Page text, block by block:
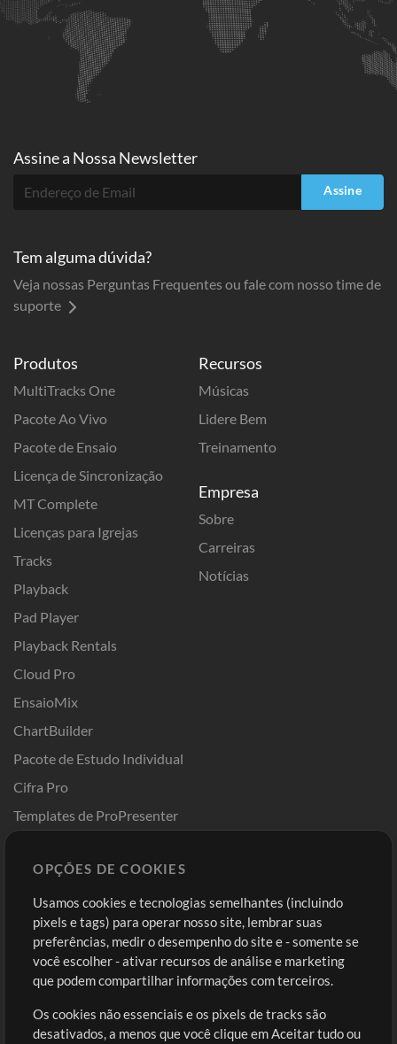
Produtos
MultiTracks One
Pacote Ao Vivo
Pacote de Ensaio
Licença de Sincronização
MT Complete
Licenças para Igrejas
Tracks
Playback
Pad Player
Playback Rentals
Cloud Pro
EnsaioMix
ChartBuilder
Pacote de Estudo Individual
Cifra Pro
Templates de ProPresenter
Recursos
Músicas
Lidere Bem
Treinamento
Empresa
Sobre
Carreiras
Notícias
Comprar Créditos
Conteúdo Grátis
Solicite uma Música
Extras
Entre
Cadastre-se
Ir ao carrinho
Assine a Nossa Newsletter
Assine
Tem alguma dúvida?
Veja nossas Perguntas Frequentes ou fale com nosso time de
suporte
OPÇÕES DE COOKIES
Usamos cookies e tecnologias semelhantes (incluindo
pixels e tags) para operar nosso site, lembrar suas
preferências, medir o desempenho do site e - somente se
você escolher - ativar recursos de análise e marketing
que podem compartilhar informações com terceiros.
Os cookies não essenciais e os pixels de tracks são
desativados, a menos que você clique em Aceitar tudo ou